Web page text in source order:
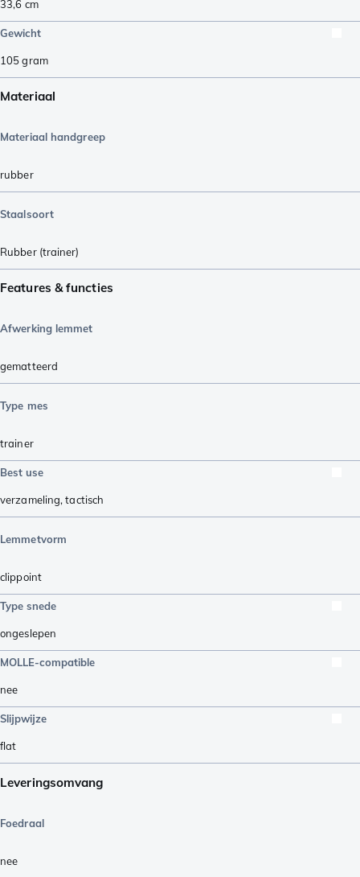
33,6 cm
Gewicht
105gram
Materiaal
Materiaal handgreep
rubber
Staalsoort
Rubber (trainer)
Features & functies
Afwerking lemmet
gematteerd
Type mes
trainer
Best use
verzameling,tactisch
Lemmetvorm
clippoint
Type snede
ongeslepen
MOLLE-compatible
nee
Slijpwijze
flat
Leveringsomvang
Foedraal
nee